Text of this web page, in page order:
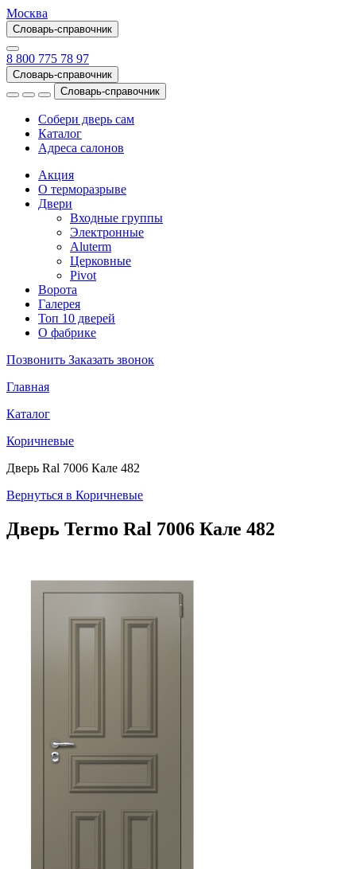
Москва
Словарь-справочник
8 800 775 78 97
Словарь-справочник
Словарь-справочник
Собери дверь сам
Каталог
Адреса салонов
Акция
О терморазрыве
Двери
Входные группы
Электронные
Aluterm
Церковные
Pivot
Ворота
Галерея
Топ 10 дверей
О фабрике
Позвонить Заказать звонок
Главная
Каталог
Коричневые
Дверь Ral 7006 Кале 482
Вернуться в Коричневые
Дверь Termo Ral 7006 Кале 482